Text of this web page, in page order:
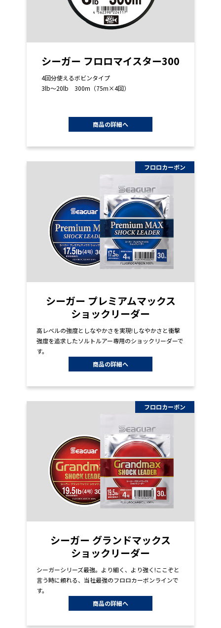
シーガー フロロマイスター300
4回分使えるボビンタイプ
3lb～20lb 300m（75m×4回）
商品の詳細へ
フロロカーボン
シーガー プレミアムマックス
ショックリーダー
高レベルの強度としなやかさを実現!しなやかさと衝撃
強度を追求したソルトルアー専用のショックリーダーで
す。
商品の詳細へ
フロロカーボン
シーガー グランドマックス
ショックリーダー
シーガーシリーズ最強。より細く、より強く!ここぞと
言う時に頼れる、当社最強のフロロカーボンラインで
す。
商品の詳細へ